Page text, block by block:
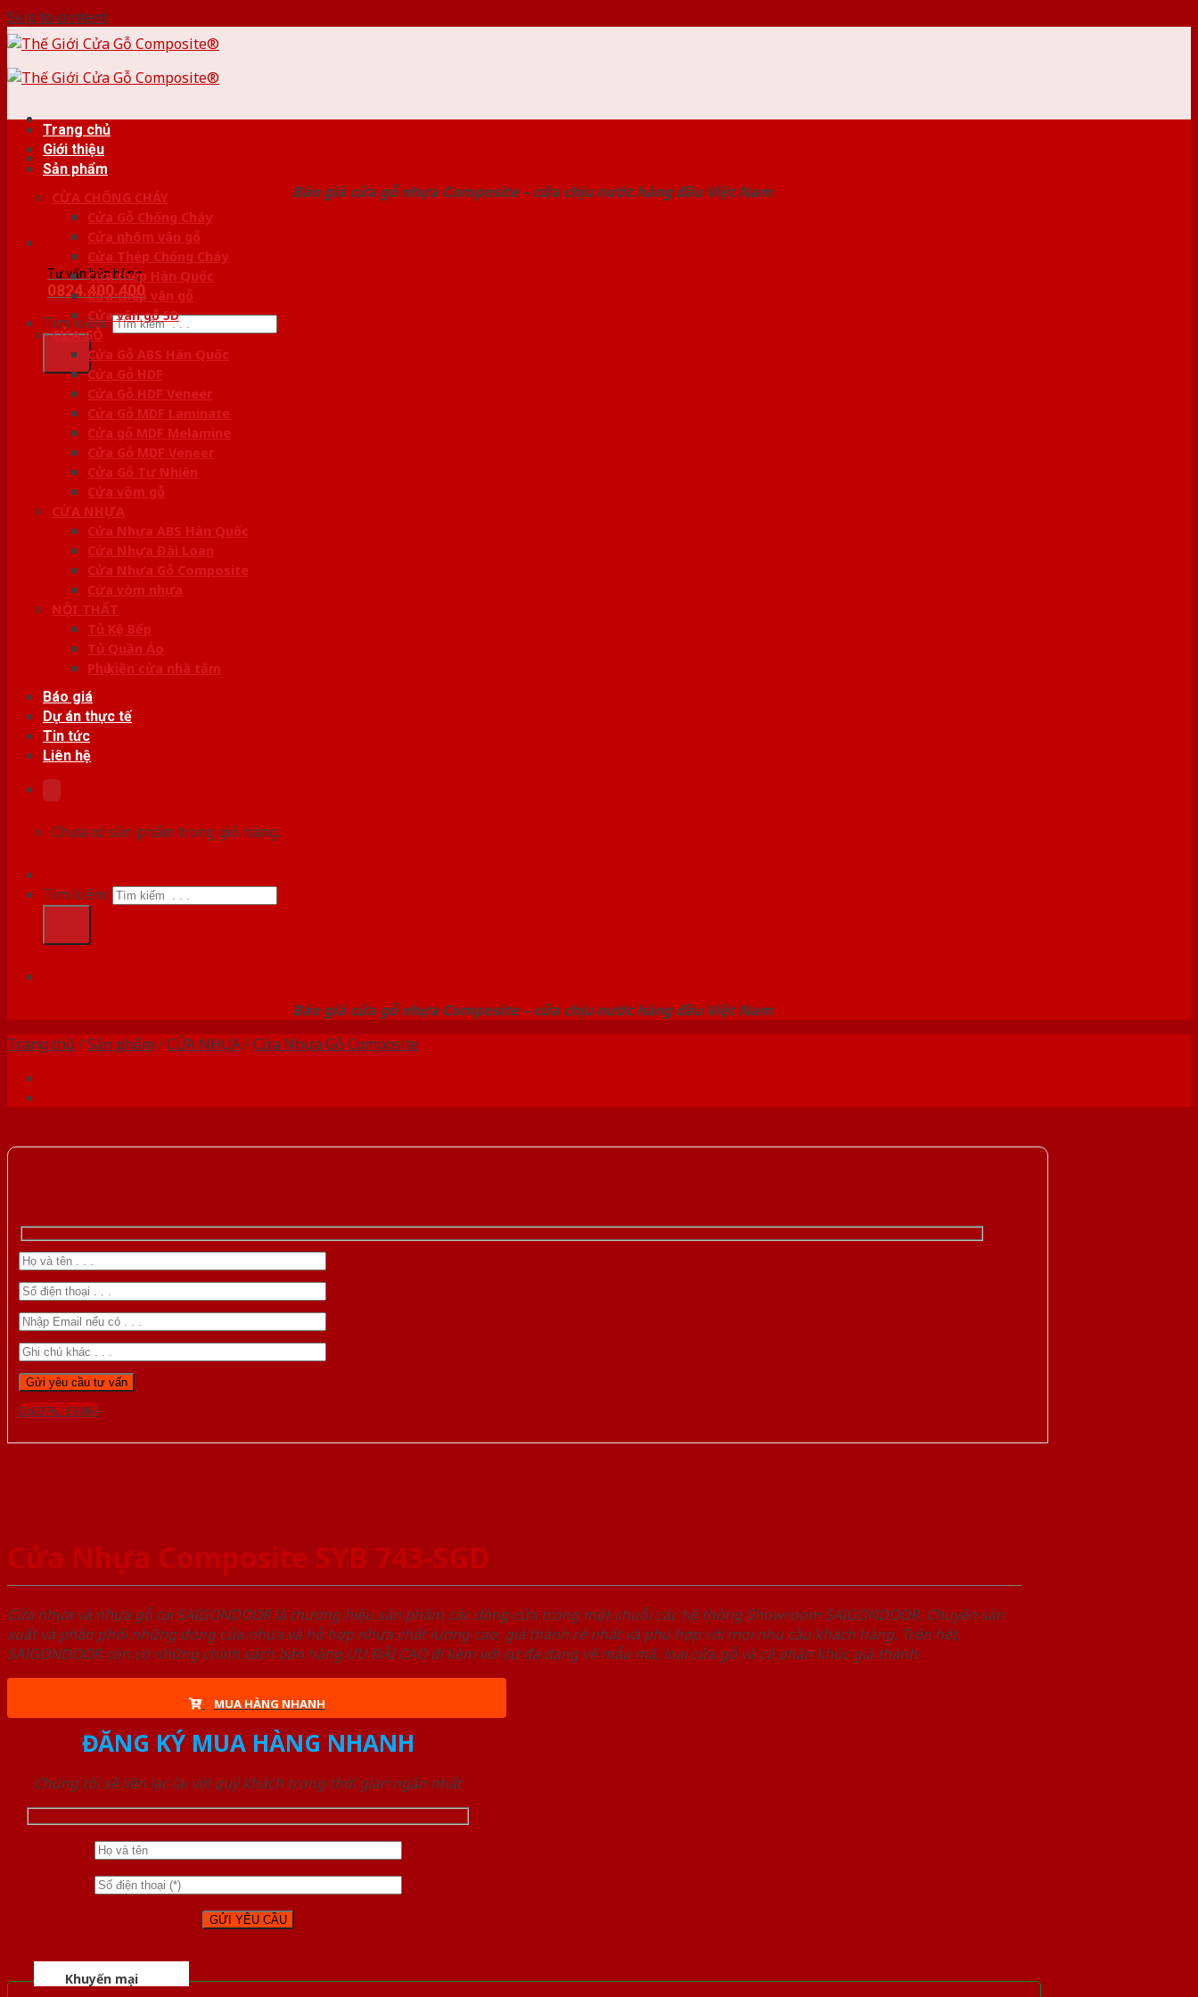
Skip to content
Báo giá cửa gỗ nhựa Composite – cửa chịu nước hàng đầu Việt Nam
Tư vấn bán hàng
0824.400.400
Tìm kiếm:
Trang chủ
Giới thiệu
Sản phẩm
CỬA CHỐNG CHÁY
Cửa Gỗ Chống Cháy
Cửa nhôm vân gỗ
Cửa Thép Chống Cháy
Cửa thép Hàn Quốc
Cửa thép vân gỗ
Cửa vân gỗ 5D
CỬA GỖ
Cửa Gỗ ABS Hàn Quốc
Cửa Gỗ HDF
Cửa Gỗ HDF Veneer
Cửa Gỗ MDF Laminate
Cửa gỗ MDF Melamine
Cửa Gỗ MDF Veneer
Cửa Gỗ Tự Nhiên
Cửa vòm gỗ
CỬA NHỰA
Cửa Nhựa ABS Hàn Quốc
Cửa Nhựa Đài Loan
Cửa Nhựa Gỗ Composite
Cửa vòm nhựa
NỘI THẤT
Tủ Kệ Bếp
Tủ Quần Áo
Phụ kiện cửa nhà tắm
Báo giá
Dự án thực tế
Tin tức
Liên hệ
Chưa có sản phẩm trong giỏ hàng.
Tìm kiếm:
Báo giá cửa gỗ nhựa Composite – cửa chịu nước hàng đầu Việt Nam
Trang chủ /Sản phẩm /CỬA NHỰA/Cửa Nhựa Gỗ Composite
Gọi 0976.169.864
Cửa Nhựa Composite SYB 743-SGD
Cửa nhựa và nhựa gỗ tại SAIGONDOOR là thương hiệu sản phẩm các dòng cửa trong một chuỗi các hệ thống Showroom SAIGONDOOR. Chuyên sản
xuất và phân phối những dòng cửa nhựa và hỗ hợp nhựa chất lượng cao, giá thành rẻ nhất và phù hợp với mọi nhu cầu khách hàng. Trên hết,
SAIGONDOOR còn có những chính sách bán hàng ƯU ĐÃI CAO đi kèm với sự đa dạng về mẫu mã, loại cửa gỗ và cả phân khúc giá thành.
MUA HÀNG NHANH
ĐĂNG KÝ MUA HÀNG NHANH
Chúng tôi sẽ liên lạc lại với quý khách trong thời gian ngắn nhất
Khuyến mại